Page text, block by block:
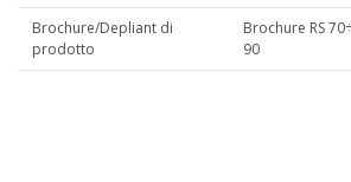
Brochure/Depliant di
prodotto
Brochure RS
90